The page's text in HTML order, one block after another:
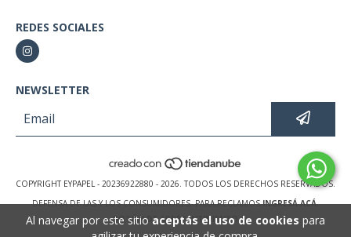
Al navegar por este sitio aceptás el uso de cookies para
REDES SOCIALES
NEWSLETTER
COPYRIGHT EYPAPEL - 20236922880 - 2026. TODOS LOS DERECHOS RESERVADOS.
DEFENSA DE LAS Y LOS CONSUMIDORES. PARA RECLAMOS INGRESÁ ACÁ.
BOTÓN DE ARREPENTIMIENTO